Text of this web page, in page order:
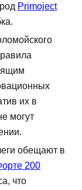
Primoject
их в
могут
обещают в
200
что